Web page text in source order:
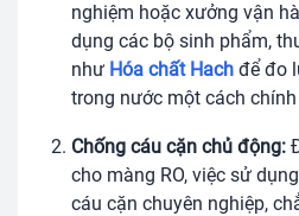
nghiệm hoặc xưởng vận
dụng các bộ sinh phẩm,
như Hóa chất Hach để đo
trong nước một cách chính
Chống cáu cặn chủ động:
cho màng RO, việc sử
cáu cặn chuyên nghiệp,